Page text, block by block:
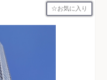
お気に入り